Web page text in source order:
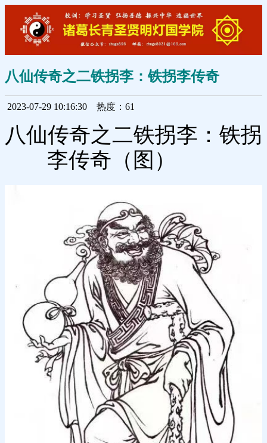
八仙传奇之二铁拐李：铁拐李传奇
2023-07-29 10:16:30 热度：61
八仙传奇之二铁拐李：铁拐
李传奇（图）